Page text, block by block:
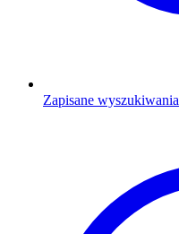
Zapisane wyszukiwania